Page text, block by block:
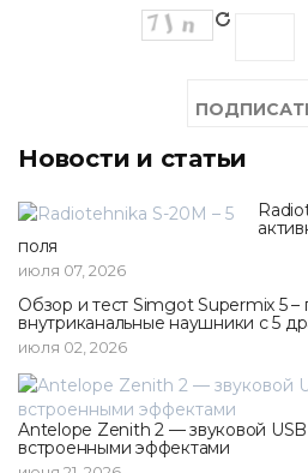
Новости и статьи
поля
июля 07, 2026
Обзор и тест Simgot Supermix 5 –
внутриканальные наушники с 5
июля 02, 2026
Antelope Zenith 2 — звуковой
встроенными эффектами